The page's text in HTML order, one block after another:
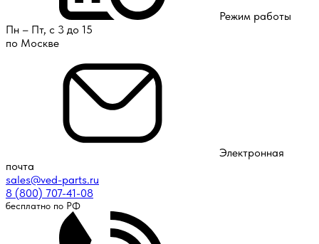
Режим работы
Пн – Пт, с 3 до 15
по Москве
Электронная
почта
sales@ved-parts.ru
8 (800) 707-41-08
бесплатно по РФ